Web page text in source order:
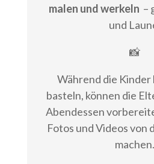
malen und werkeln –
und
📸
Während die
basteln, können die
Abendessen
Fotos und Videos von
machen.